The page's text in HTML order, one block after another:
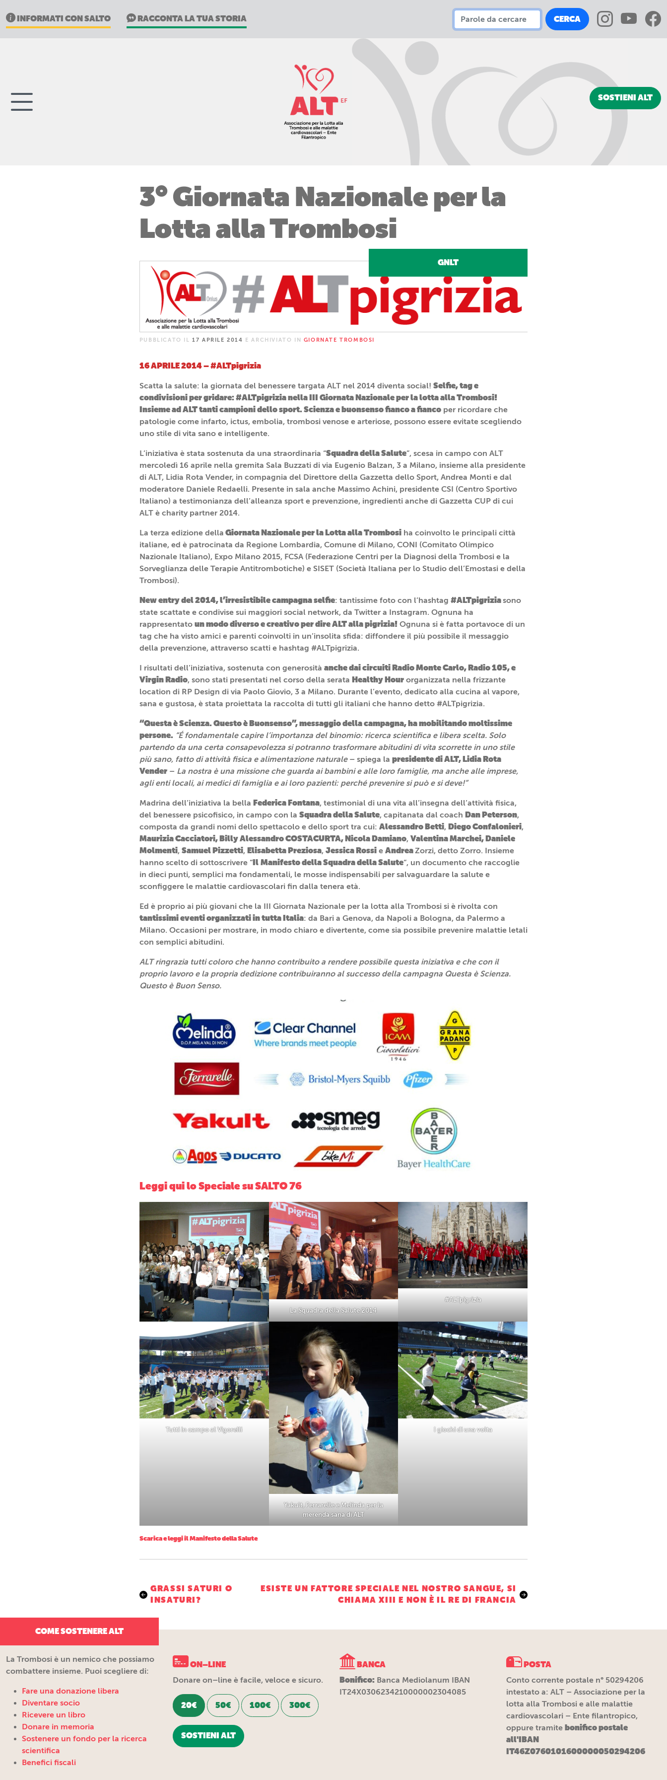
INFORMATI CON SALTO RACCONTA LA TUA STORIA CERCA
SOSTIENI ALT
3° Giornata Nazionale per la
Lotta alla Trombosi
GNLT
PUBBLICATO IL17 APRILE 2014 E ARCHIVIATO IN GIORNATE TROMBOSI
16 APRILE 2014 – #ALTpigrizia
Scatta la salute: la giornata del benessere targata ALT nel 2014 diventa social! Selfie, tag e
condivisioni per gridare: #ALTpigrizia nella III Giornata Nazionale per la lotta alla Trombosi!
Insieme ad ALT tanti campioni dello sport. Scienza e buonsenso fianco a fiancoper ricordare che
patologie come infarto, ictus, embolia, trombosi venose e arteriose, possono essere evitate scegliendo
uno stile di vita sano e intelligente.
L’iniziativa è stata sostenuta da una straordinaria “Squadra della Salute”, scesa in campo con ALT
mercoledì 16 aprile nella gremita Sala Buzzati di via Eugenio Balzan, 3 a Milano, insieme alla presidente
di ALT, Lidia Rota Vender, in compagnia del Direttore della Gazzetta dello Sport, Andrea Monti e dal
moderatore Daniele Redaelli. Presente in sala anche Massimo Achini, presidente CSI (Centro Sportivo
Italiano) a testimonianza dell’alleanza sport e prevenzione, ingredienti anche di Gazzetta CUP di cui
ALT è charity partner 2014.
La terza edizione della Giornata Nazionale per la Lotta alla Trombosiha coinvolto le principali città
italiane, ed è patrocinata da Regione Lombardia, Comune di Milano, CONI (Comitato Olimpico
Nazionale Italiano), Expo Milano 2015, FCSA (Federazione Centri per la Diagnosi della Trombosi e la
Sorveglianza delle Terapie Antitrombotiche) e SISET (Società Italiana per lo Studio dell’Emostasi e della
Trombosi).
New entry del 2014, l’irresistibile campagna selfie: tantissime foto con l’hashtag #ALTpigriziasono
state scattate e condivise sui maggiori social network, da Twitter a Instagram. Ognuna ha
rappresentato un modo diverso e creativo per dire ALT alla pigrizia!Ognuna si è fatta portavoce di un
tag che ha visto amici e parenti coinvolti in un’insolita sfida: diffondere il più possibile il messaggio
della prevenzione, attraverso scatti e hashtag #ALTpigrizia.
I risultati dell’iniziativa, sostenuta con generosità anche dai circuiti Radio Monte Carlo, Radio 105, e
Virgin Radio, sono stati presentati nel corso della serata Healthy Hourorganizzata nella frizzante
location di RP Design di via Paolo Giovio, 3 a Milano. Durante l’evento, dedicato alla cucina al vapore,
sana e gustosa, è stata proiettata la raccolta di tutti gli italiani che hanno detto #ALTpigrizia.
“Questa è Scienza. Questo è Buonsenso”, messaggio della campagna, ha mobilitando moltissime
persone. “É fondamentale capire l’importanza del binomio: ricerca scientifica e libera scelta. Solo
partendo da una certa consapevolezza si potranno trasformare abitudini di vita scorrette in uno stile
più sano, fatto di attività fisica e alimentazione naturale– spiega la presidente di ALT, Lidia Rota
Vender– La nostra è una missione che guarda ai bambini e alle loro famiglie, ma anche alle imprese,
agli enti locali, ai medici di famiglia e ai loro pazienti: perché prevenire si può e si deve!”
Madrina dell’iniziativa la bella Federica Fontana, testimonial di una vita all’insegna dell’attività fisica,
del benessere psicofisico, in campo con la Squadra della Salute, capitanata dal coach Dan Peterson,
composta da grandi nomi dello spettacolo e dello sport tra cui: Alessandro Betti, Diego Confalonieri,
Maurizia Cacciatori, Billy Alessandro COSTACURTA, Nicola Damiano, Valentina Marchei, Daniele
Molmenti, Samuel Pizzetti, Elisabetta Preziosa, Jessica Rossie AndreaZorzi, detto Zorro. Insieme
hanno scelto di sottoscrivere “Il Manifesto della Squadra della Salute“, un documento che raccoglie
in dieci punti, semplici ma fondamentali, le mosse indispensabili per salvaguardare la salute e
sconfiggere le malattie cardiovascolari fin dalla tenera età.
Ed è proprio ai più giovani che la III Giornata Nazionale per la lotta alla Trombosi si è rivolta con
tantissimi eventi organizzati in tutta Italia: da Bari a Genova, da Napoli a Bologna, da Palermo a
Milano. Occasioni per mostrare, in modo chiaro e divertente, come sia possibile prevenire malattie letali
con semplici abitudini.
ALT ringrazia tutti coloro che hanno contribuito a rendere possibile questa iniziativa e che con il
proprio lavoro e la propria dedizione contribuiranno al successo della campagna Questa è Scienza.
Questo è Buon Senso.
Leggi qui lo Speciale su SALTO 76
La Squadra della Salute 2014
#ALTpigrizia
Tutti in campo al Vigorelli
Yakult, Ferrarelle e Melinda per la
merenda sana di ALT
I giochi di una volta
Scarica e leggi il Manifesto della Salute
Navigazione
GRASSI SATURI O
INSATURI?
ESISTE UN FATTORE SPECIALE NEL NOSTRO SANGUE, SI
CHIAMA XIII E NON È IL RE DI FRANCIA
COME SOSTENERE ALT
La Trombosi è un nemico che possiamo
combattere insieme. Puoi scegliere di:
Fare una donazione libera
Diventare socio
Ricevere un libro
Donare in memoria
Sostenere un fondo per la ricerca
scientifica
Benefici fiscali
ON–LINE
Donare on–line è facile, veloce e sicuro.
20€ 50€ 100€ 300€
SOSTIENI ALT
BANCA
Bonifico: Banca Mediolanum IBAN
IT24X0306234210000002304085
POSTA
Conto corrente postale n° 50294206
intestato a: ALT – Associazione per la
lotta alla Trombosi e alle malattie
cardiovascolari – Ente filantropico,
oppure tramite bonifico postale
all'IBAN
IT46Z0760101600000050294206